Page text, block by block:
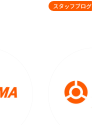
スタッフブログ